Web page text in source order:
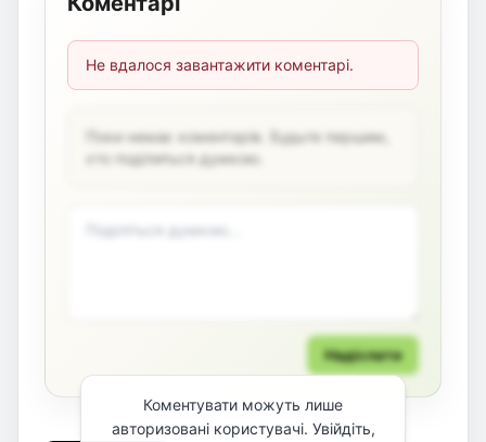
Не вдалося завантажити коментарі.
Поки немає коментарів. Будьте першим,
хто поділиться думкою.
Надіслати
Коментувати можуть лише
авторизовані користувачі. Увійдіть,